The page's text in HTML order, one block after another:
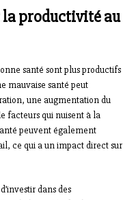
la productivité au
santé sont plus productifs
mauvaise santé peut
une augmentation du
facteurs qui nuisent à la
peuvent également
ce qui a un impact direct sur
dans des